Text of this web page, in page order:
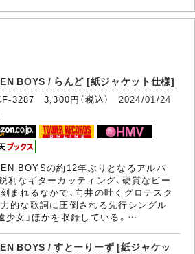
BOYS / らんど [紙ジャケット仕様]
3287 3,300円（税込） 2024/01/24
BOYSの約12年ぶりとなるアルバ
利なギターカッティング、硬質なビー
まれるなかで、向井の吐くグロテスク
的な歌詞に圧倒される先行シングル
少女」ほかを収録している。…
BOYS / すとーりーず [紙ジャケッ